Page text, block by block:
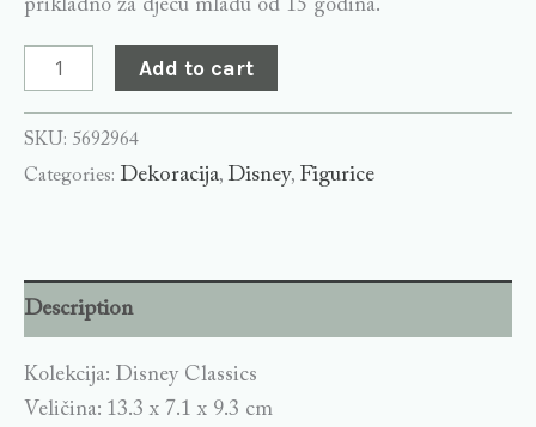
prikladno za djecu mlađu od 15 godina.
Add to cart
SKU: 5692964
Categories: Dekoracija, Disney, Figurice
Description
Kolekcija: Disney Classics
Veličina: 13.3 x 7.1 x 9.3 cm